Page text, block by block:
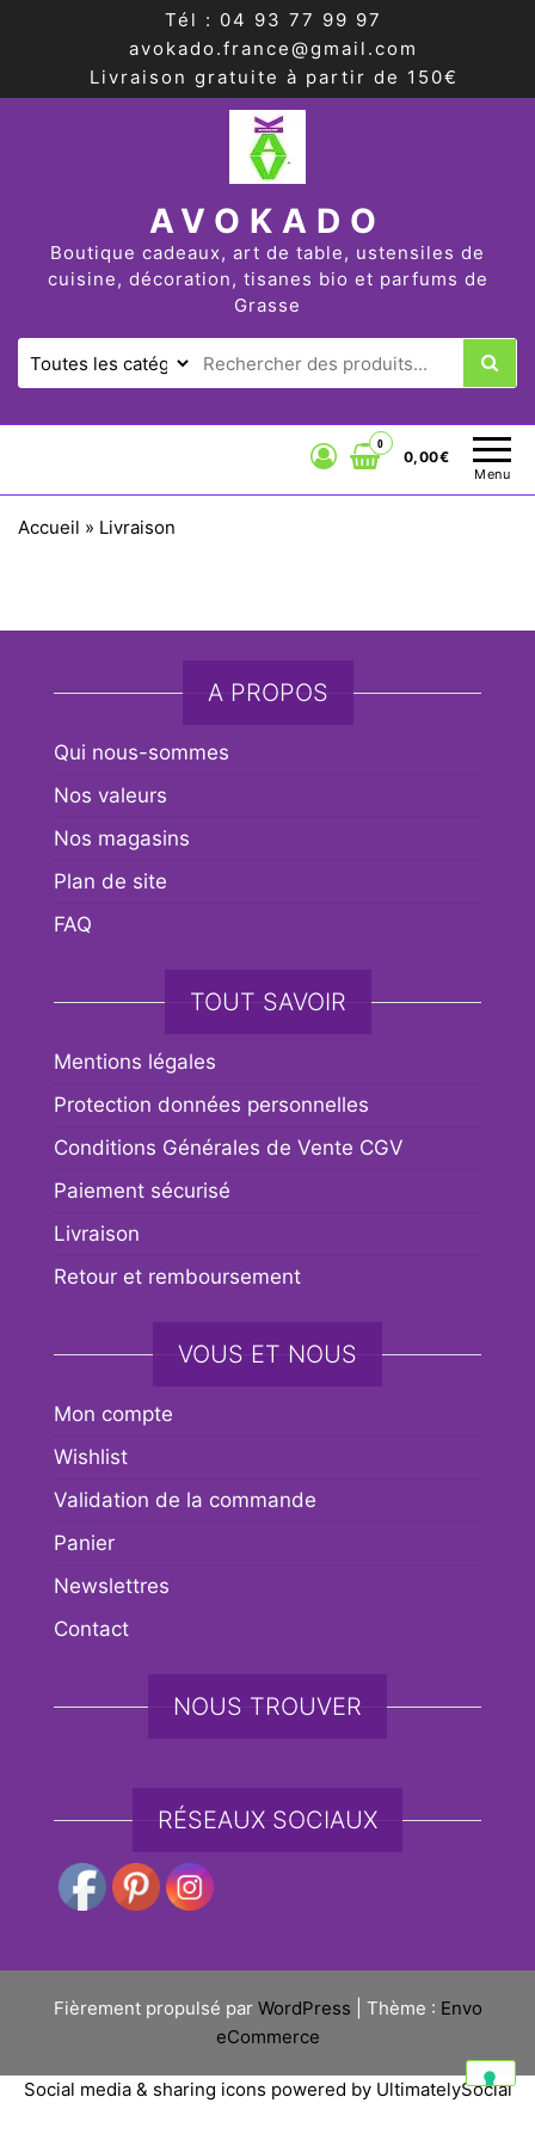
Tél : 04 93 77 99 97
avokado.france@gmail.com
Livraison gratuite à partir de 150€
AVOKADO
Boutique cadeaux, art de table, ustensiles de
cuisine, décoration, tisanes bio et parfums de
Grasse
Menu
0
0,00€
Accueil » Livraison
A PROPOS
Qui nous-sommes
Nos valeurs
Nos magasins
Plan de site
FAQ
TOUT SAVOIR
Mentions légales
Protection données personnelles
Conditions Générales de Vente CGV
Paiement sécurisé
Livraison
Retour et remboursement
VOUS ET NOUS
Mon compte
Wishlist
Validation de la commande
Panier
Newslettres
Contact
NOUS TROUVER
RÉSEAUX SOCIAUX
Fièrement propulsé par WordPress Thème : Envo
eCommerce
Social media & sharing icons powered by UltimatelySocial